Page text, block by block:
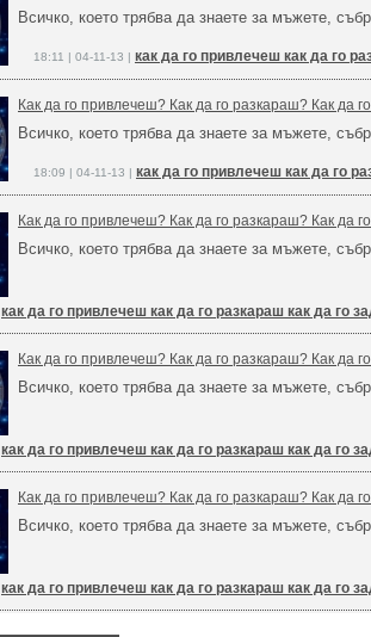
Всичко, което трябва да знаете за мъжете,
18:11 | 04-11-13 | как да го привлечеш как да го
Как да го привлечеш? Как да го разкараш? Как да
Всичко, което трябва да знаете за мъжете,
18:09 | 04-11-13 | как да го привлечеш как да го
Как да го привлечеш? Как да го разкараш? Как да
Всичко, което трябва да знаете за мъжете,
как да го привлечеш как да го разкараш как да го
Как да го привлечеш? Как да го разкараш? Как да
Всичко, което трябва да знаете за мъжете,
как да го привлечеш как да го разкараш как да го
Как да го привлечеш? Как да го разкараш? Как да
Всичко, което трябва да знаете за мъжете,
как да го привлечеш как да го разкараш как да го